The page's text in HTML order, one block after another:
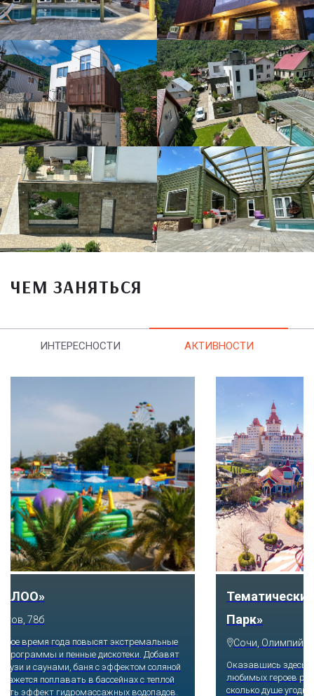
ЧЕМ ЗАНЯТЬСЯ
ИНТЕРЕСНОСТИ АКТИВНОСТИ
Тематический парк развлечений «Сочи
Парк»
Сочи, Олимпийский проспект, 21
Оказавшись здесь, словно попадаешь в сказку: встречаешь
любимых героев русского фольклора, получаешь возможность
сколько душе угодно кататься на аттракционах европейского